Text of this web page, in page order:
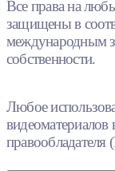
Все права на
защищены в
международным
собственности.
Любое
видеоматериалов